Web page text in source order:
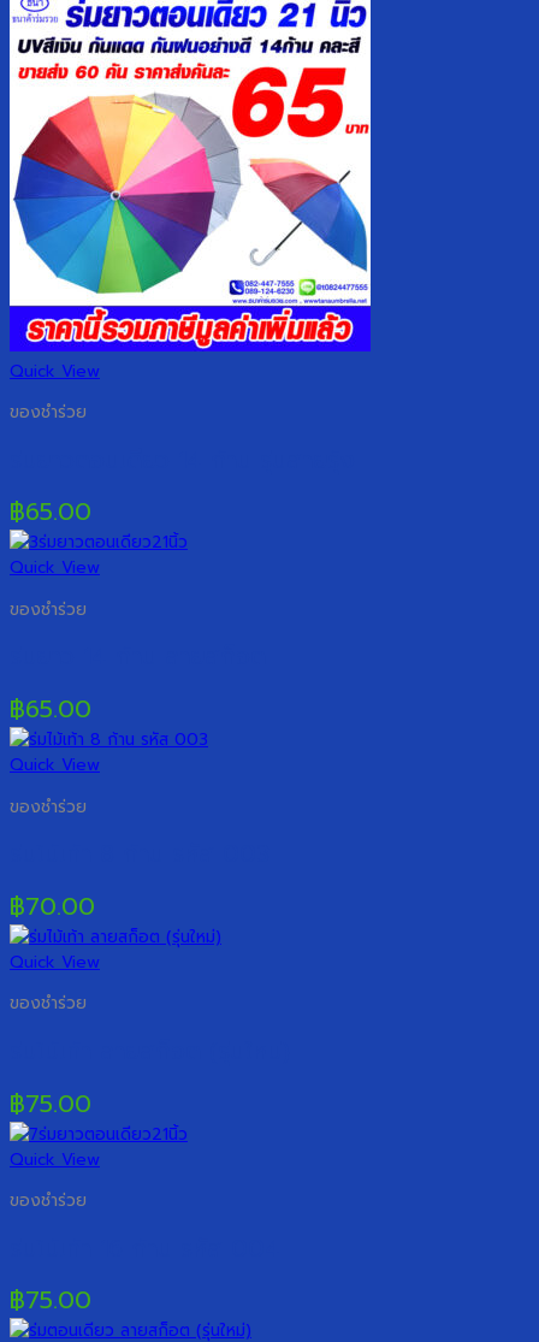
Quick View
ของชำร่วย
฿65.00
Quick View
ของชำร่วย
฿65.00
Quick View
ของชำร่วย
฿70.00
Quick View
ของชำร่วย
฿75.00
Quick View
ของชำร่วย
฿75.00